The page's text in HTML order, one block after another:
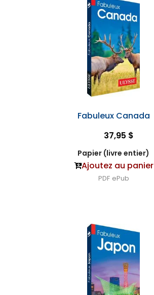
Fabuleux Canada
37,95 $
Papier (livre entier)
Ajoutez au panier
PDF ePub